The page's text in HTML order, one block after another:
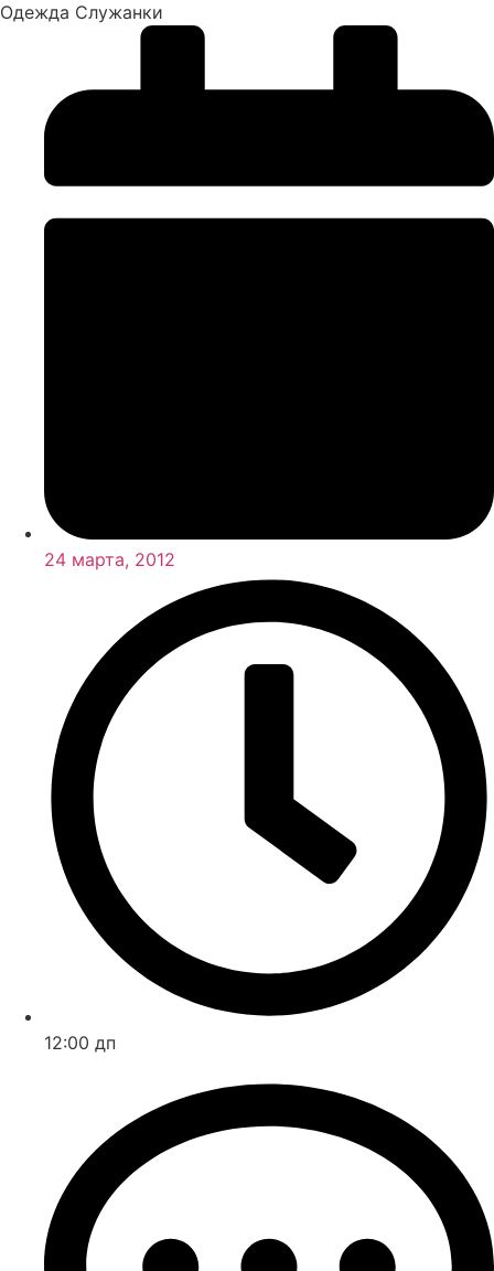
Одежда Служанки
24 марта, 2012
12:00 дп